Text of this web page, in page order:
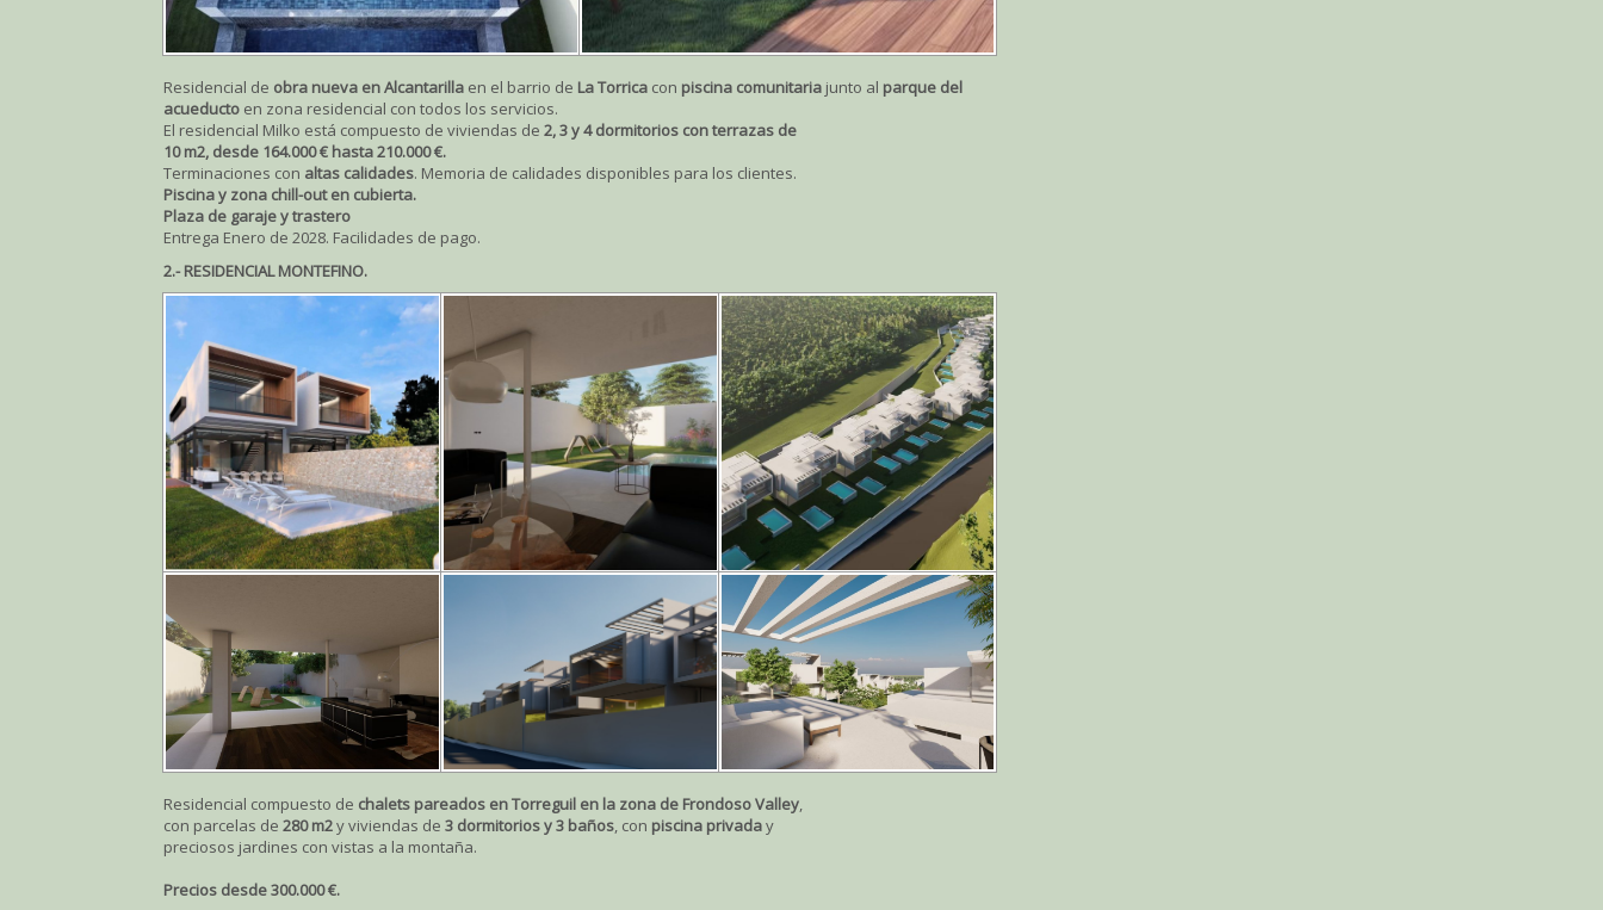
Residencial de obra nueva en Alcantarilla en el barrio de La Torrica con piscina comunitaria junto al parque del
acueducto en zona residencial con todos los servicios.
El residencial Milko está compuesto de viviendas de 2, 3 y 4 dormitorios con terrazas de
10 m2, desde 164.000 € hasta 210.000 €.
Terminaciones con altas calidades. Memoria de calidades disponibles para los clientes.
Piscina y zona chill-out en cubierta.
Plaza de garaje y trastero
Entrega Enero de 2028. Facilidades de pago.
2.- RESIDENCIAL MONTEFINO.
Residencial compuesto de chalets pareados en Torreguil en la zona de Frondoso Valley,
con parcelas de 280 m2y viviendas de 3 dormitorios y 3 baños, con piscina privaday
preciosos jardines con vistas a la montaña.
Precios desde 300.000 €.